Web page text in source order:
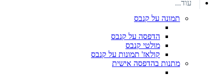
עוד...
תמונה על קנבס
הדפסה על קנבס
מולטי קנבס
קולאז' תמונות על קנבס
מתנות בהדפסה אישית